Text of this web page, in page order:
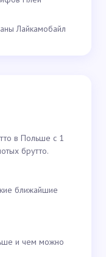
Лайкамобайл
в Польше с 1
брутто.
ближайшие
и чем можно